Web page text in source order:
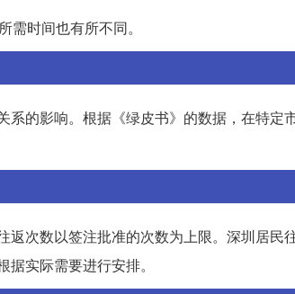
时间也有所不同。
的影响。根据《绿皮书》的数据，在特定
次数以签注批准的次数为上限。深圳居民
实际需要进行安排。